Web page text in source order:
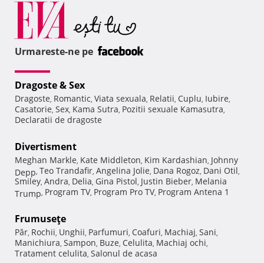
Urmareste-ne pe
Dragoste & Sex
Dragoste, Romantic, Viata sexuala, Relatii, Cuplu, Iubire,
Casatorie, Sex, Kama Sutra, Pozitii sexuale Kamasutra,
Declaratii de dragoste
Divertisment
Meghan Markle, Kate Middleton, Kim Kardashian, Johnny
Depp, Teo Trandafir, Angelina Jolie, Dana Rogoz, Dani Otil,
Smiley, Andra, Delia, Gina Pistol, Justin Bieber, Melania
Trump, Program TV, Program Pro TV, Program Antena 1
Frumuseţe
Păr, Rochii, Unghii, Parfumuri, Coafuri, Machiaj, Sani,
Manichiura, Sampon, Buze, Celulita, Machiaj ochi,
Tratament celulita, Salonul de acasa